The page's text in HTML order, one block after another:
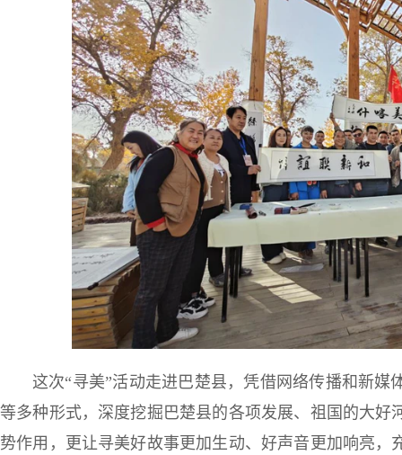
这次“寻美”活动走进巴楚县，凭借网络传播和新
等多种形式，深度挖掘巴楚县的各项发展、祖国的大
势作用，更让寻美好故事更加生动、好声音更加响亮